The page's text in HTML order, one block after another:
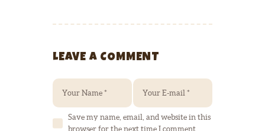
LEAVE A COMMENT
Save my name, email, and website in this
browser for the next time I comment.